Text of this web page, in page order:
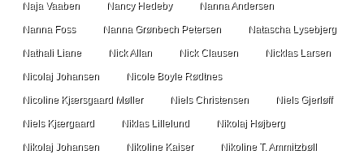
Naja Vaaben Nancy Hedeby Nanna Andersen
Nanna Foss Nanna Grønbech Petersen Natascha Lysebjerg
Nathali Liane Nick Allan Nick Clausen Nicklas Larsen
Nicolaj Johansen Nicole Boyle Rødtnes
Nicoline Kjærsgaard Møller Niels Christensen Niels Gjerløff
Niels Kjærgaard Niklas Lillelund Nikolaj Højberg
Nikolaj Johansen Nikoline Kaiser Nikoline T. Ammitzbøll